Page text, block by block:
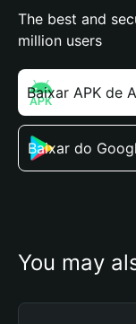
The best and
million users
Baixar APK de
Baixar do
You may